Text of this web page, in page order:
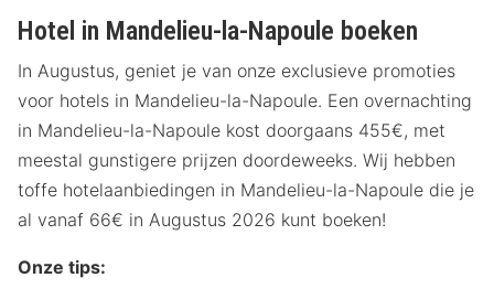
Hotel in Mandelieu-la-Napoule boeken
In Augustus, geniet je van onze exclusieve promoties
voor hotels in Mandelieu-la-Napoule. Een overnachting
in Mandelieu-la-Napoule kost doorgaans 455€, met
meestal gunstigere prijzen doordeweeks. Wij hebben
toffe hotelaanbiedingen in Mandelieu-la-Napoule die je
al vanaf 66€ in Augustus 2026 kunt boeken!
Onze tips: